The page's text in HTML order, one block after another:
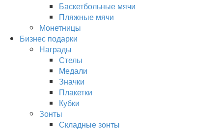
Баскетбольные мячи
Пляжные мячи
Монетницы
Бизнес подарки
Награды
Стелы
Медали
Значки
Плакетки
Кубки
Зонты
Складные зонты